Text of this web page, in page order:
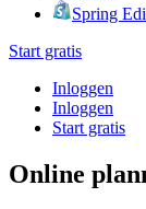
Spring
Start gratis
Inloggen
Inloggen
Start gratis
Online